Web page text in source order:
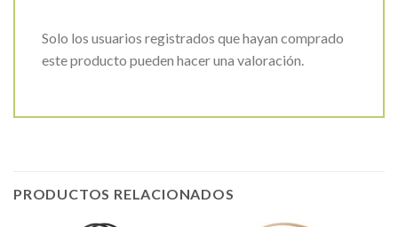
Solo los usuarios registrados que hayan comprado
este producto pueden hacer una valoración.
PRODUCTOS RELACIONADOS